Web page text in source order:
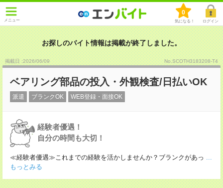
メニュー
0
気になる！ ログイン
お探しのバイト情報は掲載が終了しました。
掲載日 :2026/06/09 No.SCOTH3183208-T4
ベアリング部品の投入・外観検査/日払いOK
派遣 ブランクOK WEB登録・面接OK
経験者優遇！
自分の時間も大切！
≪経験者優遇≫これまでの経験を活かしませんか？ブランクがあっ ...
もっとみる